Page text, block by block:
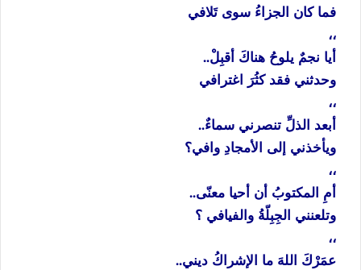
فما كان الجزاءُ سوى تَلافي
،،
أيا نجمٌ يلوحُ هناكَ أقبِلْ..
وحدثني فقد كثُرَ اغترافي
،،
أبعد الذلِّ تنصرني سماءٌ..
ويأخذني إلى الأمجادِ وافي؟
،،
أمِ المكتوبُ أن أحيا معنّى..
وتلعنني الجِبِلّةُ والفيافي ؟
،،
عمَرْكَ اللهَ ما الإشراكُ ديني..